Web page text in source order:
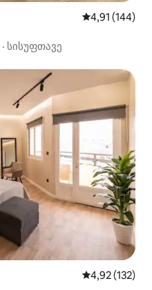
საშუალო
4,91 (144)
· სისუფთავე
საშუალო
4,92 (132)